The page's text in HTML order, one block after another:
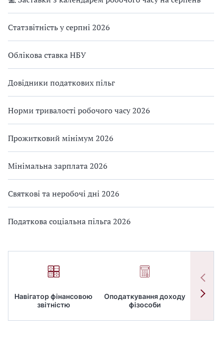
Статзвітність у серпні 2026
Облікова ставка НБУ
Довідники податкових пільг
Норми тривалості робочого часу 2026
Прожитковий мінімум 2026
Мінімальна зарплата 2026
Святкові та неробочі дні 2026
Податкова соціальна пільга 2026
Навігатор фінансовою
звітністю
Оподаткування доходу
фізособи